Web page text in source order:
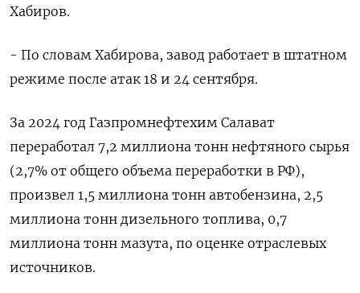
Хабиров.
- По словам Хабирова, завод работает в штатном
режиме после атак 18 и 24 сентября.
За 2024 год Газпромнефтехим Салават
переработал 7,2 миллиона тонн нефтяного сырья
(2,7% от общего объема переработки в РФ),
произвел 1,5 миллиона тонн автобензина, ⁠2,5
миллиона тонн дизельного топлива, 0,7
миллиона тонн мазута, по оценке отраслевых
источников.